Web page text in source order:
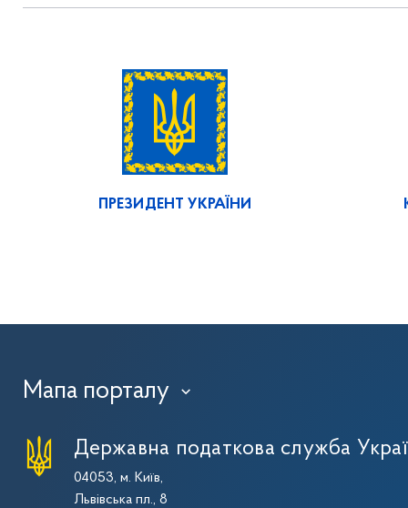
ПРЕЗИДЕНТ УКРАЇНИ
Мапа порталу ›
Державна податкова служба
04053, м. Київ,
Львівська пл., 8